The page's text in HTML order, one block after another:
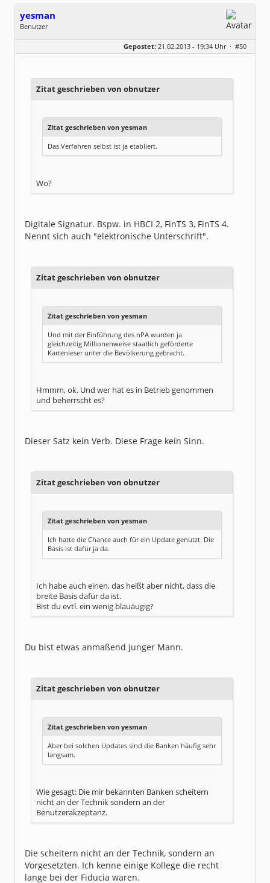
yesman
Benutzer
Dabei seit:
03 / 2009
Gepostet: 21.02.2013 - 19:34 Uhr · #50
Zitat geschrieben von obnutzer
Zitat geschrieben von yesman
Das Verfahren selbst ist ja etabliert.
Wo?
Digitale Signatur. Bspw. in HBCI 2, FinTS 3, FinTS 4.
Nennt sich auch "elektronische Unterschrift".
Zitat geschrieben von obnutzer
Zitat geschrieben von yesman
Und mit der Einführung des nPA wurden ja
gleichzeitig Millionenweise staatlich geförderte
Kartenleser unter die Bevölkerung gebracht.
Hmmm, ok. Und wer hat es in Betrieb genommen
und beherrscht es?
Dieser Satz kein Verb. Diese Frage kein Sinn.
Zitat geschrieben von obnutzer
Zitat geschrieben von yesman
Ich hatte die Chance auch für ein Update genutzt. Die
Basis ist dafür ja da.
Ich habe auch einen, das heißt aber nicht, dass die
breite Basis dafür da ist.
Bist du evtl. ein wenig blauäugig?
Du bist etwas anmaßend junger Mann.
Zitat geschrieben von obnutzer
Zitat geschrieben von yesman
Aber bei solchen Updates sind die Banken häufig sehr
langsam.
Wie gesagt: Die mir bekannten Banken scheitern
nicht an der Technik sondern an der
Benutzerakzeptanz.
Die scheitern nicht an der Technik, sondern an
Vorgesetzten. Ich kenne einige Kollege die recht
lange bei der Fiducia waren.